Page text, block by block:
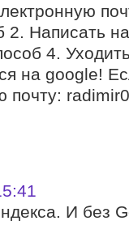
2. Написать
4.
на google!
почту:
И без